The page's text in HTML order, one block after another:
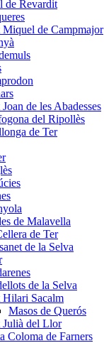
de Revardit
Miquel de Campmajor
Joan de les Abadesses
del Ripollès
de Ter
de Malavella
de Ter
de la Selva
de la Selva
Hilari Sacalm
Masos de Querós
Julià del Llor
Coloma de Farners